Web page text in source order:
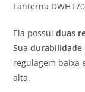
Lanterna
Ela possuiduas
Suadurabilidade
regulagem baixa
alta.